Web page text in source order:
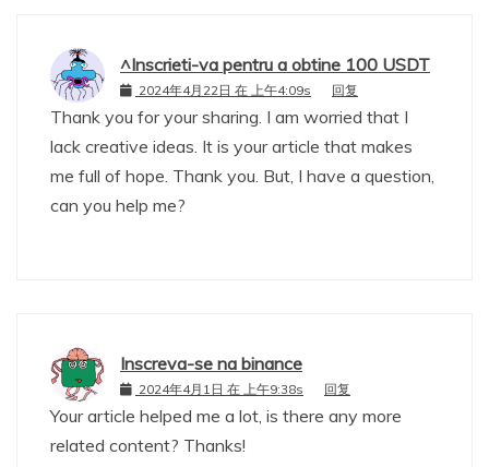
^Inscrieti-va pentru a obtine 100 USDT
2024年4月22日 在 上午4:09s 回复
Thank you for your sharing. I am worried that I
lack creative ideas. It is your article that makes
me full of hope. Thank you. But, I have a question,
can you help me?
Inscreva-se na binance
2024年4月1日 在 上午9:38s 回复
Your article helped me a lot, is there any more
related content? Thanks!